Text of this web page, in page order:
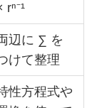
rⁿ⁻¹
辺に ∑ を
けて整理
性方程式や